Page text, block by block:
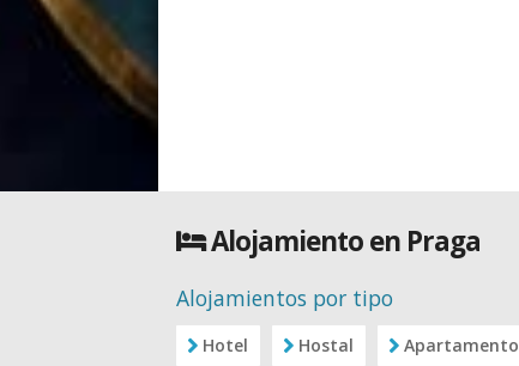
Alojamiento en Praga
Alojamientos por tipo
Hotel Hostal Apartamento